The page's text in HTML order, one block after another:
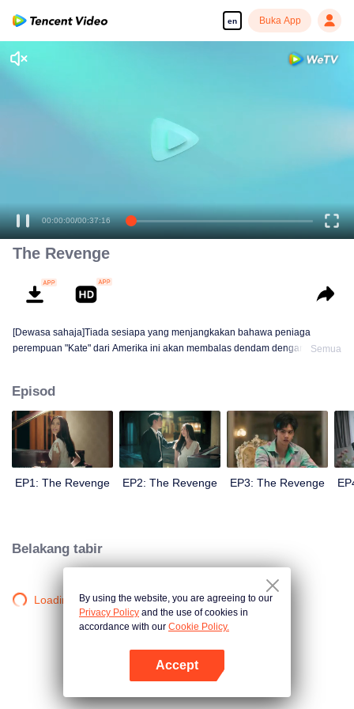
en Buka App
00:00:00/00:37:16
The Revenge
[Dewasa sahaja]Tiada sesiapa yang menjangkakan bahawa peniaga
perempuan "Kate" dari Amerika ini akan membalas dendam dengan
Semua
Episod
EP1: The Revenge EP2: The Revenge EP3: The Revenge
Belakang tabir
Loading…By using the website, you are agreeing to our
Privacy Policy and the use of cookies in
accordance with our Cookie Policy.
Accept